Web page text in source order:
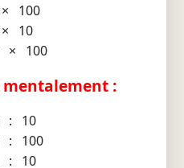
100
10
× 100
mentalement :
: 10
: 100
: 10